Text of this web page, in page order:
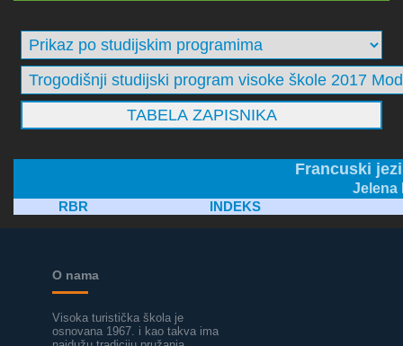
Francuski
Jelena
RBR INDEKS
O nama
Visoka turistička škola je
osnovana 1967. i kao takva ima